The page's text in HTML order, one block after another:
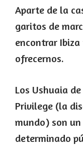
Aparte de la
garitos de
encontrar
ofrecernos.
Los Ushuaia
Privilege (la
mundo) son
determinado